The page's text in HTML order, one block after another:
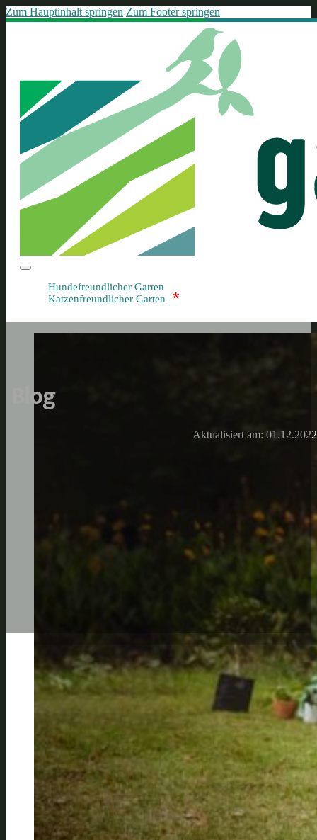
Zum Hauptinhalt springen Zum Footer springen
Hundefreundlicher Garten
Katzenfreundlicher Garten
*
Blog
Aktualisiert am: 01.12.2022